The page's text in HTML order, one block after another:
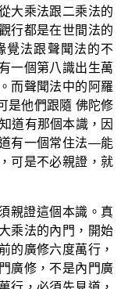
大乘法跟二乘法的
行都是在世間法的
覺法跟聲聞法的不
一個第八識出生萬
而聲聞法中的阿羅
是他們跟隨 佛陀修
道有那個本識，因
有一個常住法—能
可是不必親證，就
親證這個本識。真
乘法的內門，開始
的廣修六度萬行，
廣修，不是內門廣